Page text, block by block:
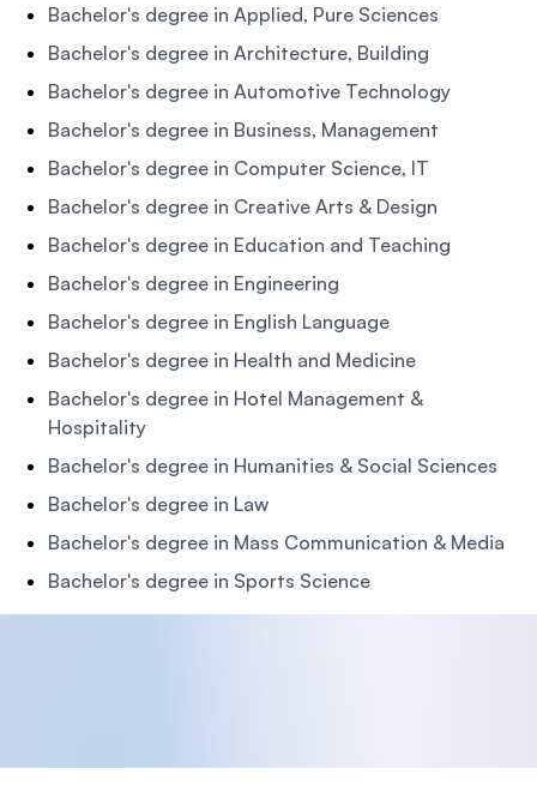
Bachelor's degree in Applied, Pure Sciences
Bachelor's degree in Architecture, Building
Bachelor's degree in Automotive Technology
Bachelor's degree in Business, Management
Bachelor's degree in Computer Science, IT
Bachelor's degree in Creative Arts & Design
Bachelor's degree in Education and Teaching
Bachelor's degree in Engineering
Bachelor's degree in English Language
Bachelor's degree in Health and Medicine
Bachelor's degree in Hotel Management &
Hospitality
Bachelor's degree in Humanities & Social Sciences
Bachelor's degree in Law
Bachelor's degree in Mass Communication & Media
Bachelor's degree in Sports Science